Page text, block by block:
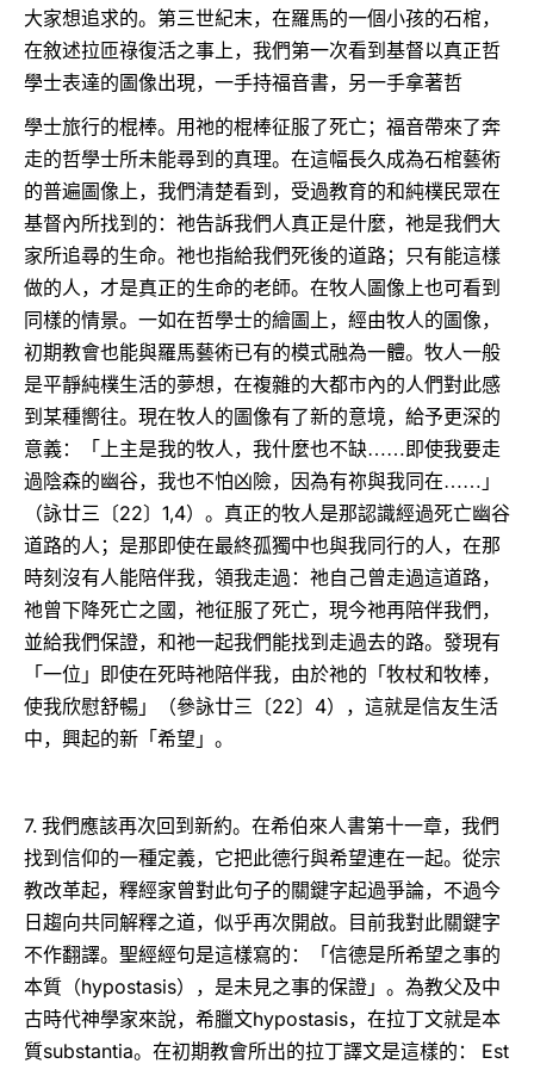
大家想追求的。第三世紀末，在羅馬的一個小孩的石棺，
在敘述拉匝祿復活之事上，我們第一次看到基督以真正哲
學士表達的圖像出現，一手持福音書，另一手拿著哲
學士旅行的棍棒。用祂的棍棒征服了死亡；福音帶來了奔
走的哲學士所未能尋到的真理。在這幅長久成為石棺藝術
的普遍圖像上，我們清楚看到，受過教育的和純樸民眾在
基督內所找到的：祂告訴我們人真正是什麼，祂是我們大
家所追尋的生命。祂也指給我們死後的道路；只有能這樣
做的人，才是真正的生命的老師。在牧人圖像上也可看到
同樣的情景。一如在哲學士的繪圖上，經由牧人的圖像，
初期教會也能與羅馬藝術已有的模式融為一體。牧人一般
是平靜純樸生活的夢想，在複雜的大都市內的人們對此感
到某種嚮往。現在牧人的圖像有了新的意境，給予更深的
意義：「上主是我的牧人，我什麼也不缺……即使我要走
過陰森的幽谷，我也不怕凶險，因為有祢與我同在……」
（詠廿三〔22〕 1,4）。真正的牧人是那認識經過死亡幽谷
道路的人；是那即使在最終孤獨中也與我同行的人，在那
時刻沒有人能陪伴我，領我走過：祂自己曾走過這道路，
祂曾下降死亡之國，祂征服了死亡，現今祂再陪伴我們，
並給我們保證，和祂一起我們能找到走過去的路。發現有
「一位」即使在死時祂陪伴我，由於祂的「牧杖和牧棒，
使我欣慰舒暢」（參詠廿三〔22〕 4），這就是信友生活
中，興起的新「希望」。
7. 我們應該再次回到新約。在希伯來人書第十一章，我們
找到信仰的一種定義，它把此德行與希望連在一起。從宗
教改革起，釋經家曾對此句子的關鍵字起過爭論，不過今
日趨向共同解釋之道，似乎再次開啟。目前我對此關鍵字
不作翻譯。聖經經句是這樣寫的：「信德是所希望之事的
本質（hypostasis），是未見之事的保證」。為教父及中
古時代神學家來說，希臘文hypostasis，在拉丁文就是本
質substantia。在初期教會所出的拉丁譯文是這樣的：
Est